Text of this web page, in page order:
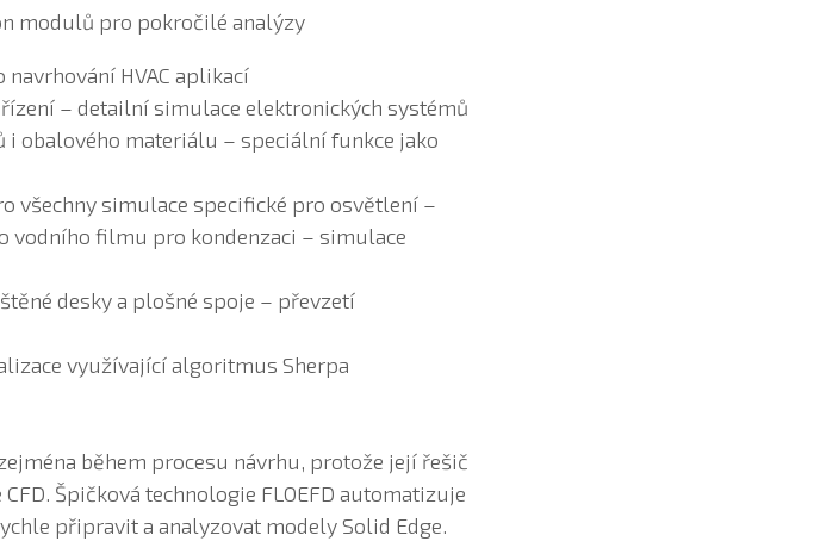
modulů pro pokročilé analýzy
HVAC aplikací
– detailní simulace elektronických systémů
obalového materiálu – speciální funkce jako
všechny simulace specifické pro osvětlení –
vodního filmu pro kondenzaci – simulace
desky a plošné spoje – převzetí
využívající algoritmus Sherpa
během procesu návrhu, protože její řešič
Špičková technologie FLOEFD automatizuje
připravit a analyzovat modely Solid Edge.